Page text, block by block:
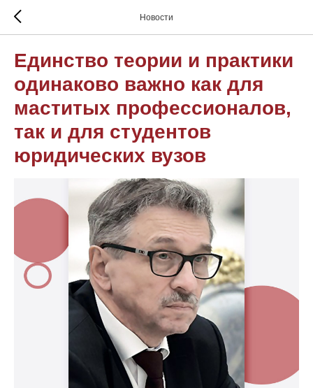
Новости
Единство теории и практики
одинаково важно как для
маститых профессионалов,
так и для студентов
юридических вузов